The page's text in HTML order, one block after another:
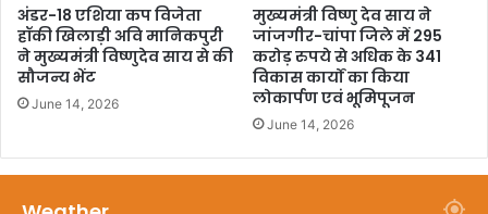
अंडर-18 एशिया कप विजेता
हॉकी खिलाड़ी अवि मानिकपुरी
ने मुख्यमंत्री विष्णुदेव साय से की
सौजन्य भेंट
June 14, 2026
मुख्यमंत्री विष्णु देव साय ने
जांजगीर-चांपा जिले में 295
करोड़ रुपये से अधिक के 341
विकास कार्यों का किया
लोकार्पण एवं भूमिपूजन
June 14, 2026